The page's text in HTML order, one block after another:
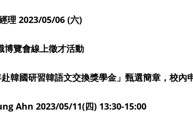
理 2023/05/06 (六)
覽會線上徵才活動
國研習韓語文交換獎學金」甄選簡章，校內
Ahn 2023/05/11(四) 13:30-15:00